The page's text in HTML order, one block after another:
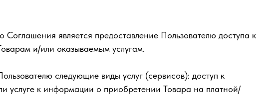
Соглашения является предоставление Пользователю доступа к
и/или оказываемым услугам.
следующие виды услуг (сервисов): доступ к
услуге к информации о приобретении Товара на платной/